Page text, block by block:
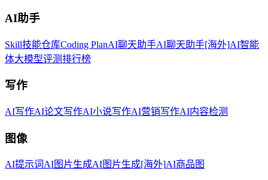
AI助手
Skill技能仓库Coding PlanAI聊天助手AI聊天助手[海外]AI智能
体大模型评测排行榜
写作
AI写作AI论文写作AI小说写作AI营销写作AI内容检测
图像
AI提示词AI图片生成AI图片生成[海外]AI商品图